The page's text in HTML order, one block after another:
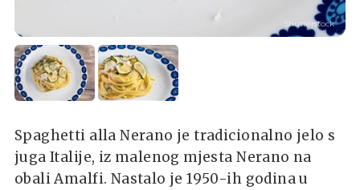
Shutterstock
Spaghetti alla Nerano je tradicionalno jelo s
juga Italije, iz malenog mjesta Nerano na
obali Amalfi. Nastalo je 1950-ih godina u